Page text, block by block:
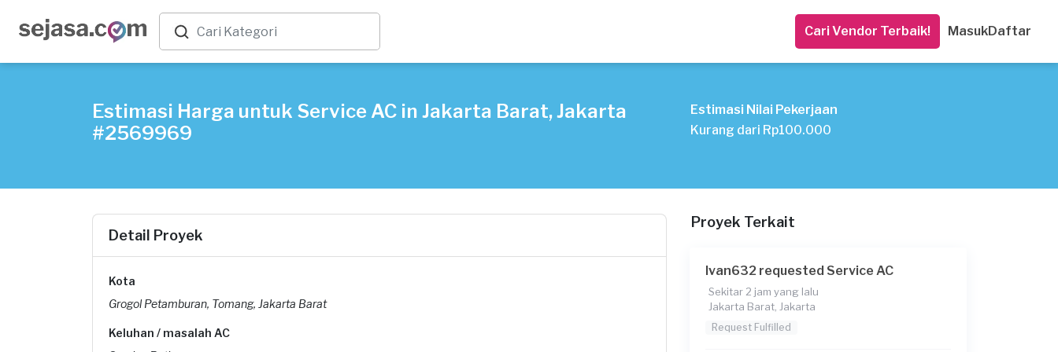
Cari Vendor Terbaik! MasukDaftar
Estimasi Harga untuk Service AC in Jakarta Barat, Jakarta
#2569969
Estimasi Nilai Pekerjaan
Kurang dari Rp100.000
Detail Proyek
Kota
Grogol Petamburan, Tomang, Jakarta Barat
Keluhan / masalah AC
Proyek Terkait
Ivan632 requested Service AC
Sekitar 2 jam yang lalu
Jakarta Barat, Jakarta
Request Fulfilled